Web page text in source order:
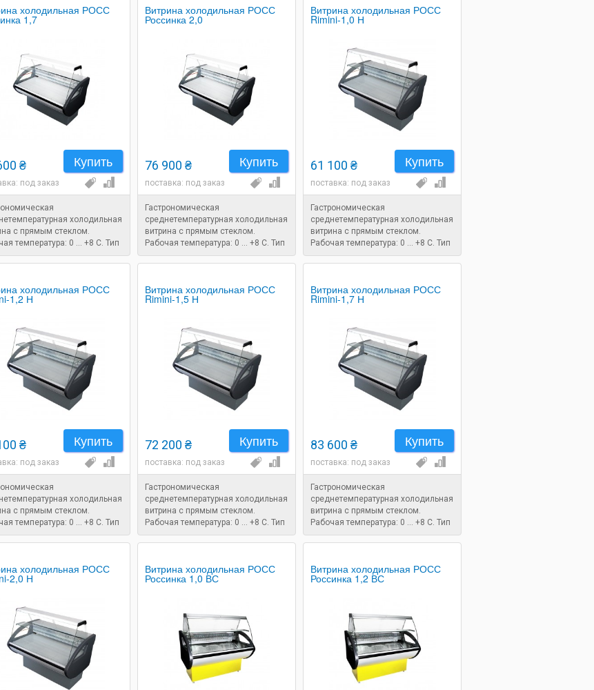
холодильная РОСС
1,7
Купить
₴
под заказ
холодильная
с прямым стеклом.
температура: 0 ... +8 C. Тип
статический.
1780x860x1250 мм.
Витрина холодильная РОСС
Россинка 2,0
Купить
76 900 ₴
поставка: под заказ
Гастрономическая
среднетемпературная холодильная
витрина с прямым стеклом.
Рабочая температура: 0 ... +8 C. Тип
охлаждения: статический.
Размеры: 2080x860x1250 мм.
Витрина холодильная РОСС
Rimini-1,0 Н
Купить
61 100 ₴
поставка: под заказ
Гастрономическая
среднетемпературная холодильная
витрина с прямым стеклом.
Рабочая температура: 0 ... +8 C. Тип
охлаждения: статический.
Размеры: 1080x880x1250 мм.
холодильная РОСС
1,2 Н
Купить
₴
под заказ
холодильная
с прямым стеклом.
температура: 0 ... +8 C. Тип
статический.
1280x880x1250 мм.
Витрина холодильная РОСС
Rimini-1,5 Н
Купить
72 200 ₴
поставка: под заказ
Гастрономическая
среднетемпературная холодильная
витрина с прямым стеклом.
Рабочая температура: 0 ... +8 C. Тип
охлаждения: статический.
Размеры: 1580x880x1250 мм.
Витрина холодильная РОСС
Rimini-1,7 Н
Купить
83 600 ₴
поставка: под заказ
Гастрономическая
среднетемпературная холодильная
витрина с прямым стеклом.
Рабочая температура: 0 ... +8 C. Тип
охлаждения: статический.
Размеры: 1780x880x1250 мм.
холодильная РОСС
2,0 Н
Витрина холодильная РОСС
Россинка 1,0 ВС
Витрина холодильная РОСС
Россинка 1,2 ВС